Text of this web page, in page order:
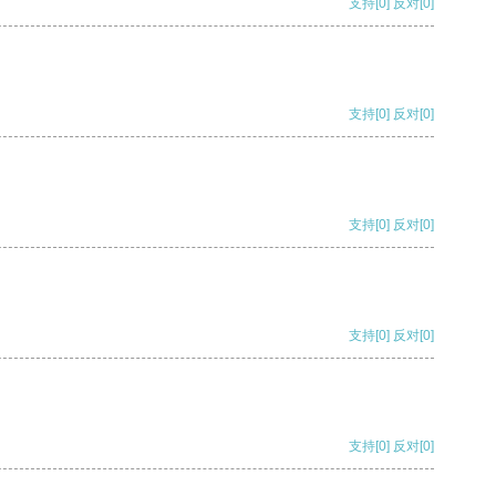
支持 [0] 反对 [0]
支持[0] 反对[0]
支持[0] 反对[0]
支持[0] 反对[0]
支持[0] 反对[0]